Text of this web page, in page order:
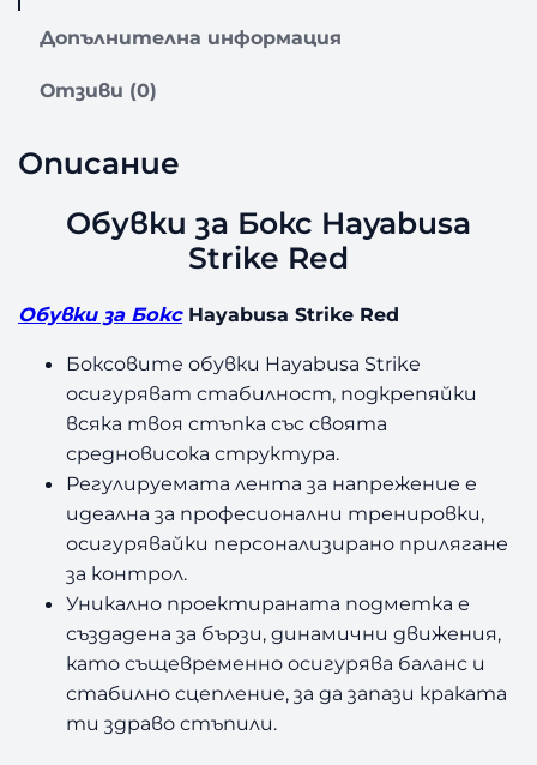
Допълнителна информация
Отзиви (0)
Описание
Обувки за Бокс Hayabusa
Strike Red
Обувки за БоксHayabusa Strike Red
Боксовите обувки Hayabusa Strike
осигуряват стабилност, подкрепяйки
всяка твоя стъпка със своята
средновисока структура.
Регулируемата лента за напрежение е
идеална за професионални тренировки,
осигурявайки персонализирано прилягане
за контрол.
Уникално проектираната подметка е
създадена за бързи, динамични движения,
като същевременно осигурява баланс и
стабилно сцепление, за да запази краката
ти здраво стъпили.